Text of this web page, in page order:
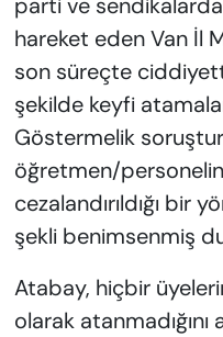
parti ve
hareket eden Van İl
son süreçte
şekilde keyfi
Göstermelik
öğretmen/
cezalandırıldığı bir
şekli benimsenmiş
Atabay, hiçbir
olarak